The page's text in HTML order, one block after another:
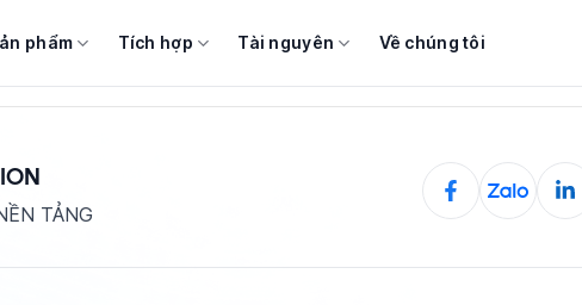
phẩm Tích hợp Tài nguyên Về chúng tôi
TẢNG